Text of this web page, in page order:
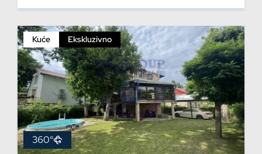
Kuće Ekskluzivno
360°